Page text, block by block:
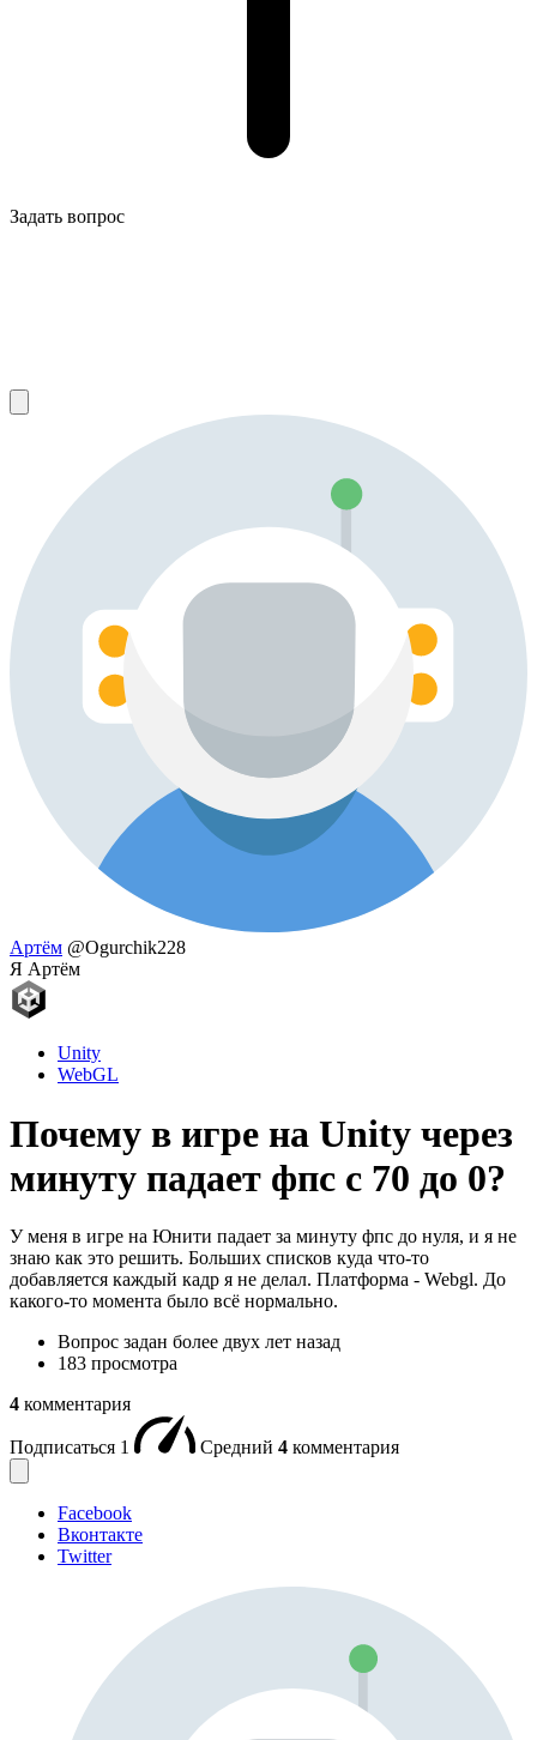
Задать вопрос
Артём @Ogurchik228
Я Артём
Unity
WebGL
Почему в игре на Unity через
минуту падает фпс с 70 до 0?
У меня в игре на Юнити падает за минуту фпс до нуля, и я не
знаю как это решить. Больших списков куда что-то
добавляется каждый кадр я не делал. Платформа - Webgl. До
какого-то момента было всё нормально.
Вопрос задан более двух лет назад
183 просмотра
4 комментария
Подписаться 1 Средний 4 комментария
Facebook
Вконтакте
Twitter